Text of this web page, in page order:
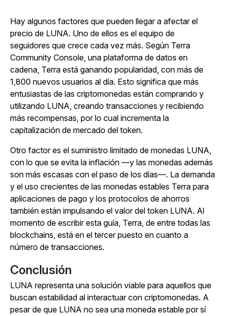
Hay algunos factores que pueden llegar a afectar el
precio de LUNA. Uno de ellos es el equipo de
seguidores que crece cada vez más. Según Terra
Community Console, una plataforma de datos en
cadena, Terra está ganando popularidad, con más de
1,800 nuevos usuarios al día. Esto significa que más
entusiastas de las criptomonedas están comprando y
utilizando LUNA, creando transacciones y recibiendo
más recompensas, por lo cual incrementa la
capitalización de mercado del token.
Otro factor es el suministro limitado de monedas LUNA,
con lo que se evita la inflación —y las monedas además
son más escasas con el paso de los días—. La demanda
y el uso crecientes de las monedas estables Terra para
aplicaciones de pago y los protocolos de ahorros
también están impulsando el valor del token LUNA. Al
momento de escribir esta guía, Terra, de entre todas las
blockchains, está en el tercer puesto en cuanto a
número de transacciones.
Conclusión
LUNA representa una solución viable para aquellos que
buscan estabilidad al interactuar con criptomonedas. A
pesar de que LUNA no sea una moneda estable por sí